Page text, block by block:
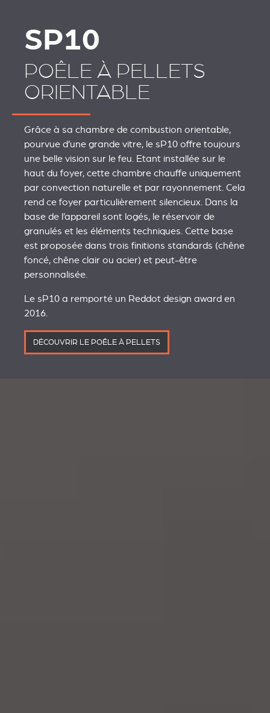
SP10
POÊLE À PELLETS
ORIENTABLE
Grâce à sa chambre de combustion orientable,
pourvue d’une grande vitre, le sP10 offre toujours
une belle vision sur le feu. Etant installée sur le
haut du foyer, cette chambre chauffe uniquement
par convection naturelle et par rayonnement. Cela
rend ce foyer particulièrement silencieux. Dans la
base de l’appareil sont logés, le réservoir de
granulés et les éléments techniques. Cette base
est proposée dans trois finitions standards (chêne
foncé, chêne clair ou acier) et peut-être
personnalisée.
Le sP10 a remporté un Reddot design award en
2016.
DÉCOUVRIR LE POÊLE À PELLETS